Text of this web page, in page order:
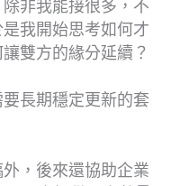
非我能接很多，不
我開始思考如何才
雙方的緣分延續？
長期穩定更新的套
，後來還協助企業